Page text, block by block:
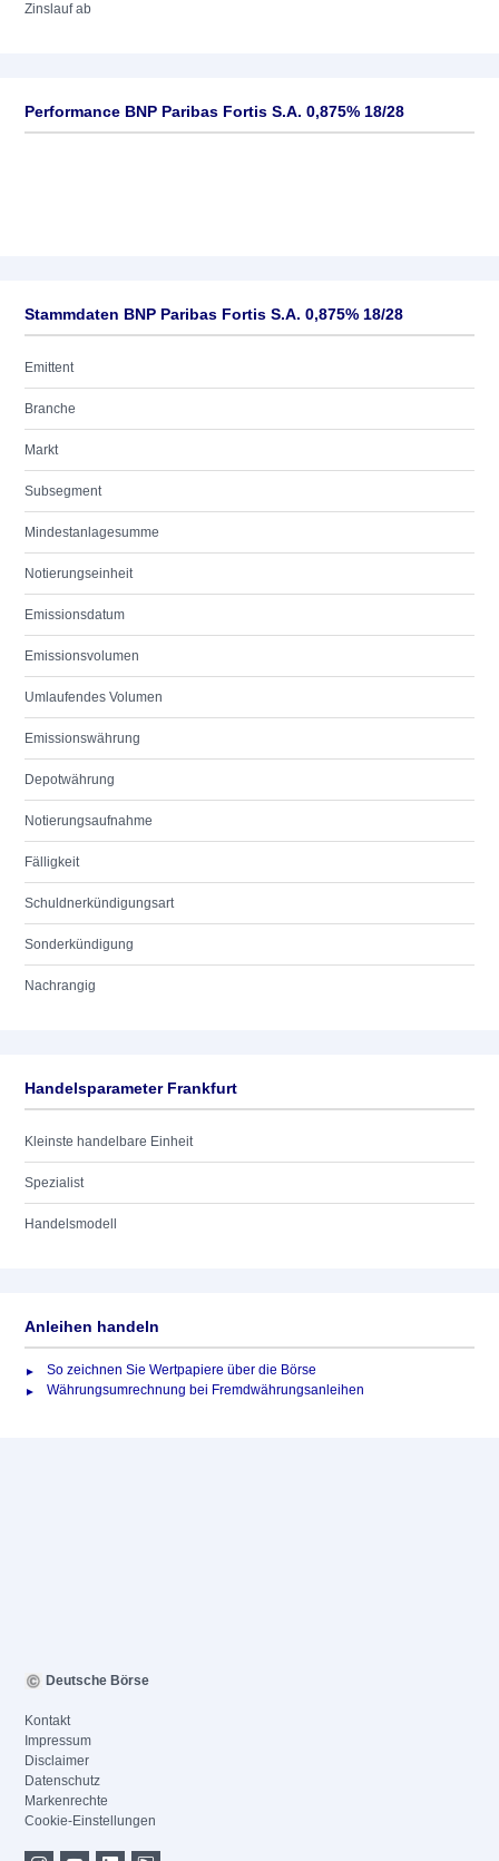
Zinslauf ab
Performance BNP Paribas Fortis S.A. 0,875% 18/28
Stammdaten BNP Paribas Fortis S.A. 0,875% 18/28
Emittent
Branche
Markt
Subsegment
Mindestanlagesumme
Notierungseinheit
Emissionsdatum
Emissionsvolumen
Umlaufendes Volumen
Emissionswährung
Depotwährung
Notierungsaufnahme
Fälligkeit
Schuldnerkündigungsart
Sonderkündigung
Nachrangig
Handelsparameter Frankfurt
Kleinste handelbare Einheit
Spezialist
Handelsmodell
Anleihen handeln
So zeichnen Sie Wertpapiere über die Börse
Währungsumrechnung bei Fremdwährungsanleihen
Deutsche Börse
Kontakt
Impressum
Disclaimer
Datenschutz
Markenrechte
Cookie-Einstellungen